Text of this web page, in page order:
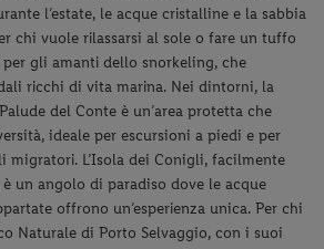
l’estate, le acque cristalline e la sabbia
chi vuole rilassarsi al sole o fare un tuffo
gli amanti dello snorkeling, che
ricchi di vita marina. Nei dintorni, la
del Conte è un’area protetta che
ideale per escursioni a piedi e per
migratori. L’Isola dei Conigli, facilmente
un angolo di paradiso dove le acque
offrono un’esperienza unica. Per chi
Naturale di Porto Selvaggio, con i suoi